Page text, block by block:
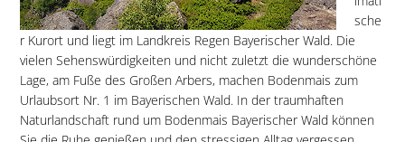
sche
r Kurort und liegt im Landkreis Regen Bayerischer Wald. Die
vielen Sehenswürdigkeiten und nicht zuletzt die wunderschöne
Lage, am Fuße des Großen Arbers, machen Bodenmais zum
Urlaubsort Nr. 1 im Bayerischen Wald. In der traumhaften
Naturlandschaft rund um Bodenmais Bayerischer Wald können